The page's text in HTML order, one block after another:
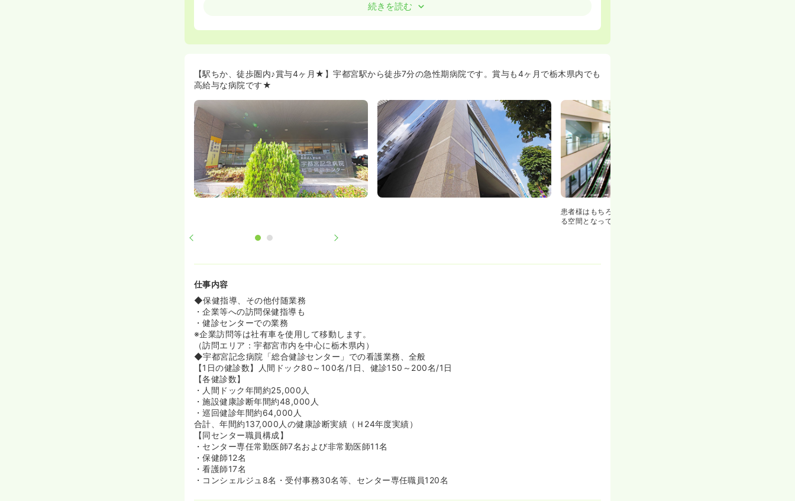
習い事などもし易い環境なので、プライベートと仕事の両方を楽しんで頂けます。
≪看護師寮を是非利用ください★≫
◆病院から徒歩圏内にある託児所は1階フロアに床暖房を導入したり、屋上庭園を設けたりしていま
す。
続きを読む
【駅ちか、徒歩圏内♪賞与4ヶ月★】宇都宮駅から徒歩7分の急性期病院です。賞与も4ヶ月で栃木県内でも
高給与な病院です★
患者様はもちろん職員のみなさんも快適に感じられ
る空間となっています。
仕事内容
◆保健指導、その他付随業務
・企業等への訪問保健指導も
・健診センターでの業務
※企業訪問等は社有車を使用して移動します。
（訪問エリア：宇都宮市内を中心に栃木県内）
◆宇都宮記念病院「総合健診センター」での看護業務、全般
【1日の健診数】人間ドック80～100名/1日、健診150～200名/1日
【各健診数】
・人間ドック年間約25,000人
・施設健康診断年間約48,000人
・巡回健診年間約64,000人
合計、年間約137,000人の健康診断実績（Ｈ24年度実績）
【同センター職員構成】
・センター専任常勤医師7名および非常勤医師11名
・保健師12名
・看護師17名
・コンシェルジュ8名・受付事務30名等、センター専任職員120名